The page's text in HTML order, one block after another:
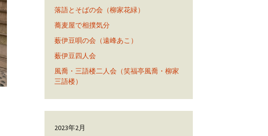
落語とそばの会（柳家花緑）
蕎麦屋で相撲気分
薮伊豆唄の会（遠峰あこ）
薮伊豆四人会
風喬・三語楼二人会（笑福亭風喬・柳家
三語楼）
2023年2月